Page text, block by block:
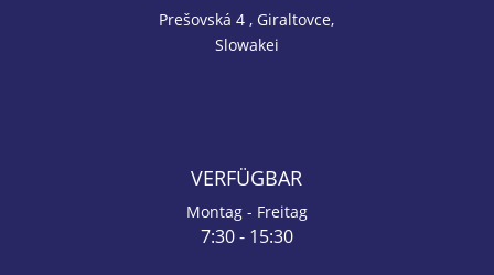
Prešovská 4 , Giraltovce,
Slowakei
VERFÜGBAR
Montag - Freitag
7:30 - 15:30